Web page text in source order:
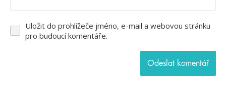
Uložit do prohlížeče jméno, e-mail a webovou stránku
pro budoucí komentáře.